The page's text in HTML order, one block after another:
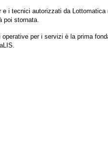
i tecnici autorizzati da
poi stornata.
per i servizi è la prima